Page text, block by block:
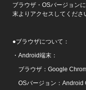
ブラウザ・OSバージョン
末よりアクセスしてくださ
●ブラウザについて：
・Android端末：
ブラウザ：Google
OSバージョン：Android